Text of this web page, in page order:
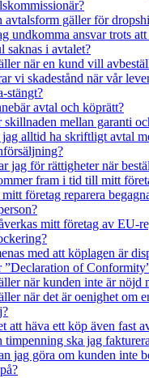
avtalsform gäller för
undkomma ansvar trots
saknas i avtalet?
när en kund vill
vi skadestånd när vår
stängt?
avtal och köprätt?
skillnaden mellan garanti
jag alltid ha skriftligt avtal
jag för rättigheter när
fram i tid till mitt
företag reparera
mitt företag av EU-
med att köplagen är
”Declaration of
när kunden inte är nöjd
när det är oenighet om
att häva ett köp även fast
timpenning ska jag
jag göra om kunden inte